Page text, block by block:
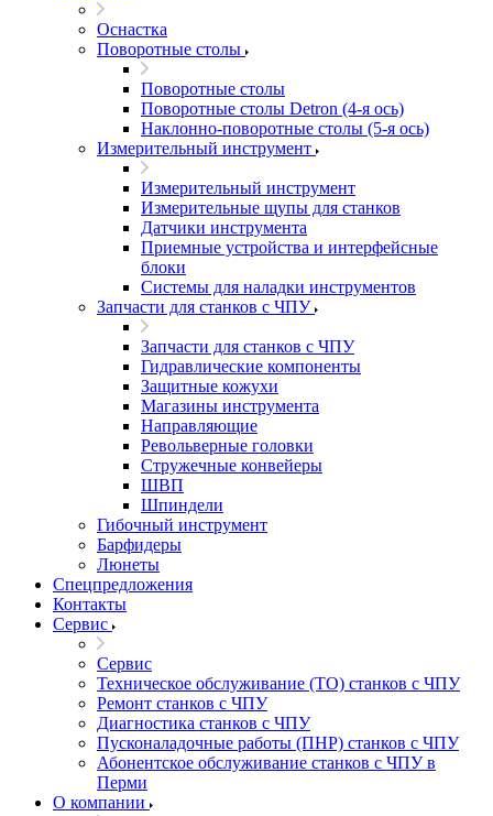
Оснастка
Поворотные столы
Поворотные столы
Поворотные столы Detron (4-я ось)
Наклонно-поворотные столы (5-я ось)
Измерительный инструмент
Измерительный инструмент
Измерительные щупы для станков
Датчики инструмента
Приемные устройства и интерфейсные
блоки
Системы для наладки инструментов
Запчасти для станков с ЧПУ
Запчасти для станков с ЧПУ
Гидравлические компоненты
Защитные кожухи
Магазины инструмента
Направляющие
Револьверные головки
Стружечные конвейеры
ШВП
Шпиндели
Гибочный инструмент
Барфидеры
Люнеты
Спецпредложения
Контакты
Сервис
Сервис
Техническое обслуживание (ТО) станков с ЧПУ
Ремонт станков с ЧПУ
Диагностика станков с ЧПУ
Пусконаладочные работы (ПНР) станков с ЧПУ
Абонентское обслуживание станков с ЧПУ в
Перми
О компании